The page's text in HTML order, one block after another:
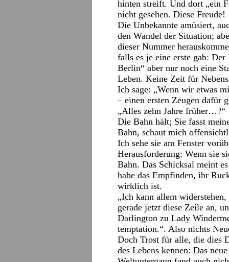
hinten streift. Und dort „ein
nicht gesehen. Diese Freude!
Die Unbekannte amüsiert,
den Wandel der Situation;
dieser Nummer
falls es je eine erste gab:
Berlin“ aber nur noch eine
Leben. Keine Zeit für
Ich sage: „Wenn wir etwas
– einen ersten Zeugen dafür
„Alles zehn Jahre früher…?“
Die Bahn hält; Sie fasst
Bahn, schaut mich
Ich sehe sie am Fenster
Herausforderung: Wenn sie
Bahn. Das Schicksal meint
habe das Empfinden, ihr
wirklich ist.
„Ich kann allem
gerade jetzt diese Zeile an,
Darlington zu Lady
temptation.“. Also nichts
Doch Trost für alle, die dies
des Lebens kennen: Das